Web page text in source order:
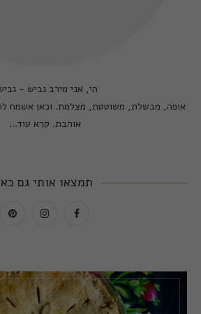
הי, אני מירב גביש -
אופה, מבשלת, משוטטת, מצלמת. וכאן אשמח
אוהבת. קרא עוד...
תמצאו אותי גם